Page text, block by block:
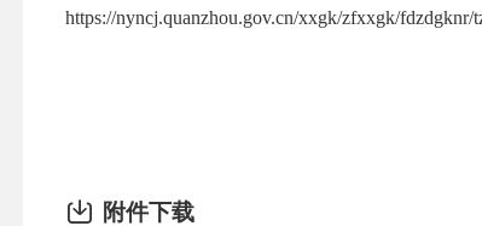
https://nyncj.quanzhou.gov.cn/xxgk/zfxxgk/fdzdgknr/
附件下载